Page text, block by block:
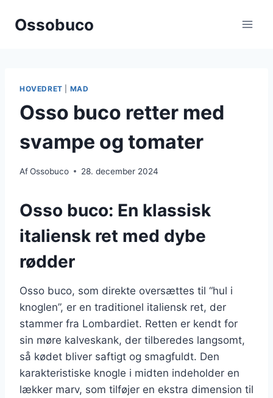
Ossobuco
HOVEDRET MAD
Osso buco retter med
svampe og tomater
AfOssobuco 28. december 2024
Osso buco: En klassisk
italiensk ret med dybe
rødder
Osso buco, som direkte oversættes til “hul i
knoglen”, er en traditionel italiensk ret, der
stammer fra Lombardiet. Retten er kendt for
sin møre kalveskank, der tilberedes langsomt,
så kødet bliver saftigt og smagfuldt. Den
karakteristiske knogle i midten indeholder en
lækker marv, som tilføjer en ekstra dimension til